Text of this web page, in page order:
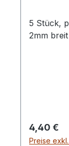
5 Stück,
2mm breit
Regulärer
4,40 €
Preise